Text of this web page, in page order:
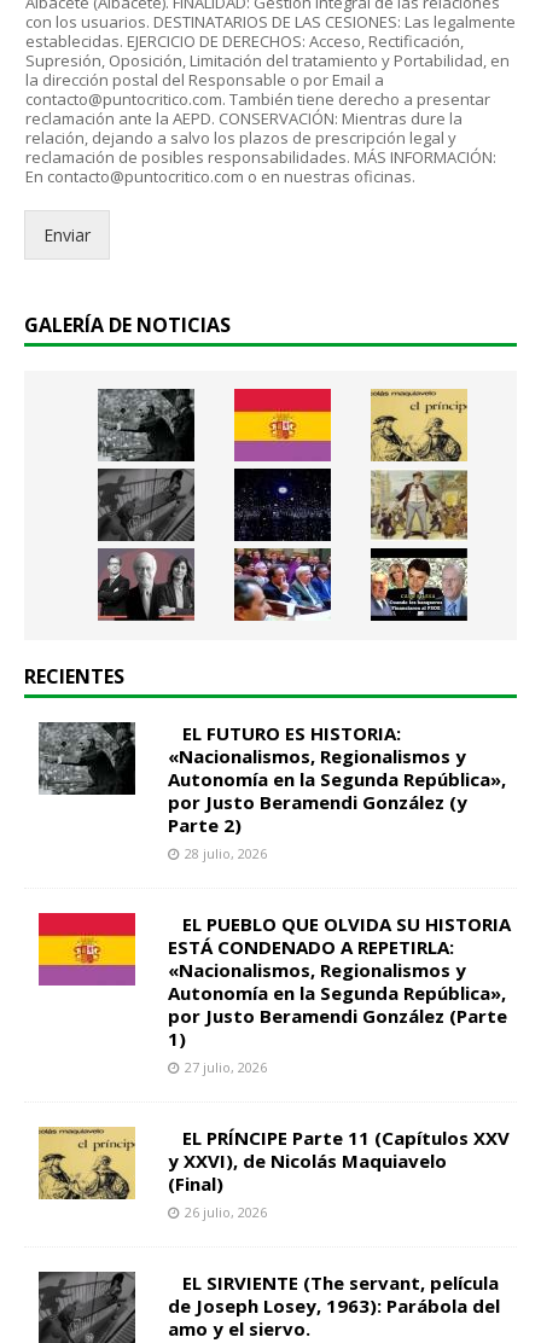
l
e
c
t
r
ó
n
i
c
.
r
d
o
R
G
P
D
*
con los usuarios. DESTINATARIOS DE LAS CESIONES: Las legalmente
establecidas. EJERCICIO DE DERECHOS: Acceso, Rectificación,
Supresión, Oposición, Limitación del tratamiento y Portabilidad, en
la dirección postal del Responsable o por Email a
contacto@puntocritico.com. También tiene derecho a presentar
reclamación ante la AEPD. CONSERVACIÓN: Mientras dure la
relación, dejando a salvo los plazos de prescripción legal y
reclamación de posibles responsabilidades. MÁS INFORMACIÓN:
En contacto@puntocritico.com o en nuestras oficinas.
Enviar
GALERÍA DE NOTICIAS
RECIENTES
EL FUTURO ES HISTORIA:
«Nacionalismos, Regionalismos y
Autonomía en la Segunda República»,
por Justo Beramendi González (y
Parte 2)
28 julio, 2026
EL PUEBLO QUE OLVIDA SU HISTORIA
ESTÁ CONDENADO A REPETIRLA:
«Nacionalismos, Regionalismos y
Autonomía en la Segunda República»,
por Justo Beramendi González (Parte
1)
27 julio, 2026
EL PRÍNCIPE Parte 11 (Capítulos XXV
y XXVI), de Nicolás Maquiavelo
(Final)
26 julio, 2026
EL SIRVIENTE (The servant, película
de Joseph Losey, 1963): Parábola del
amo y el siervo.